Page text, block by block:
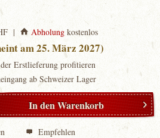
| Abholung kostenlos
am 25. März 2027)
Erstlieferung profitieren
ab Schweizer Lager
In denWarenkorb
Empfehlen